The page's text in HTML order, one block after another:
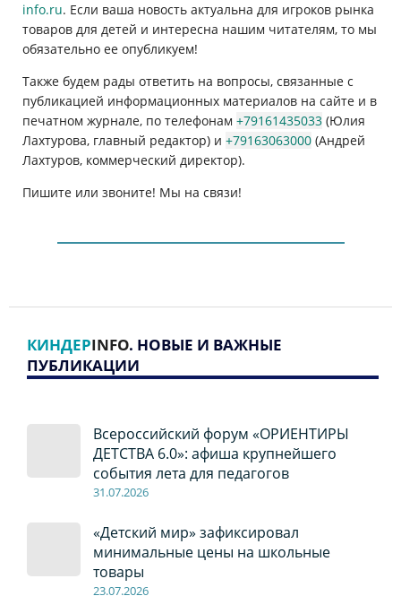
info.ru. Если ваша новость актуальна для игроков рынка
товаров для детей и интересна нашим читателям, то мы
обязательно ее опубликуем!
Также будем рады ответить на вопросы, связанные с
публикацией информационных материалов на сайте и в
печатном журнале, по телефонам +79161435033 (Юлия
Лахтурова, главный редактор) и +79163063000 (Андрей
Лахтуров, коммерческий директор).
Пишите или звоните! Мы на связи!
КИНДЕРINFO. НОВЫЕ И ВАЖНЫЕ
ПУБЛИКАЦИИ
Всероссийский форум «ОРИЕНТИРЫ
ДЕТСТВА 6.0»: афиша крупнейшего
события лета для педагогов
31.07.2026
«Детский мир» зафиксировал
минимальные цены на школьные
товары
23.07.2026